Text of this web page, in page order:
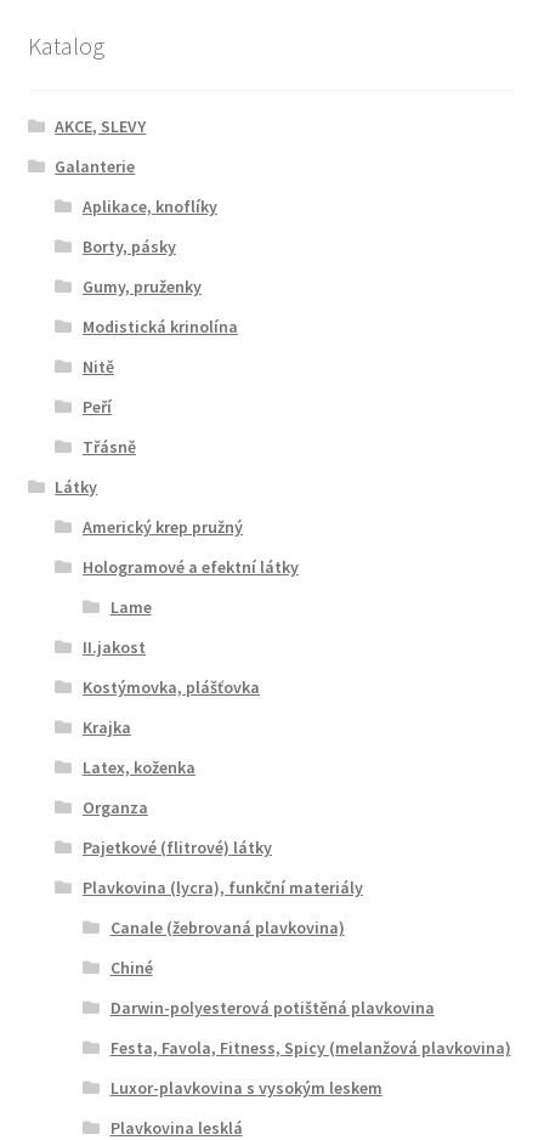
Katalog
AKCE, SLEVY
Galanterie
Aplikace, knoflíky
Borty, pásky
Gumy, pruženky
Modistická krinolína
Nitě
Peří
Třásně
Látky
Americký krep pružný
Hologramové a efektní látky
Lame
II.jakost
Kostýmovka, plášťovka
Krajka
Latex, koženka
Organza
Pajetkové (flitrové) látky
Plavkovina (lycra), funkční materiály
Canale (žebrovaná plavkovina)
Chiné
Darwin-polyesterová potištěná plavkovina
Festa, Favola, Fitness, Spicy (melanžová plavkovina)
Luxor-plavkovina s vysokým leskem
Plavkovina lesklá